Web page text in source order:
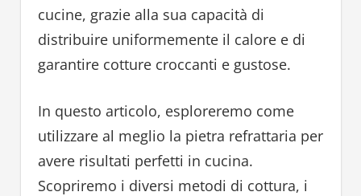
cucine, grazie alla sua capacità di
distribuire uniformemente il calore e di
garantire cotture croccanti e gustose.
In questo articolo, esploreremo come
utilizzare al meglio la pietra refrattaria per
avere risultati perfetti in cucina.
Scopriremo i diversi metodi di cottura, i